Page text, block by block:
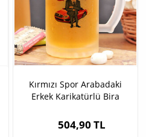
Kırmızı Spor Arabadaki
Erkek Karikatürlü Bira
504,90 TL